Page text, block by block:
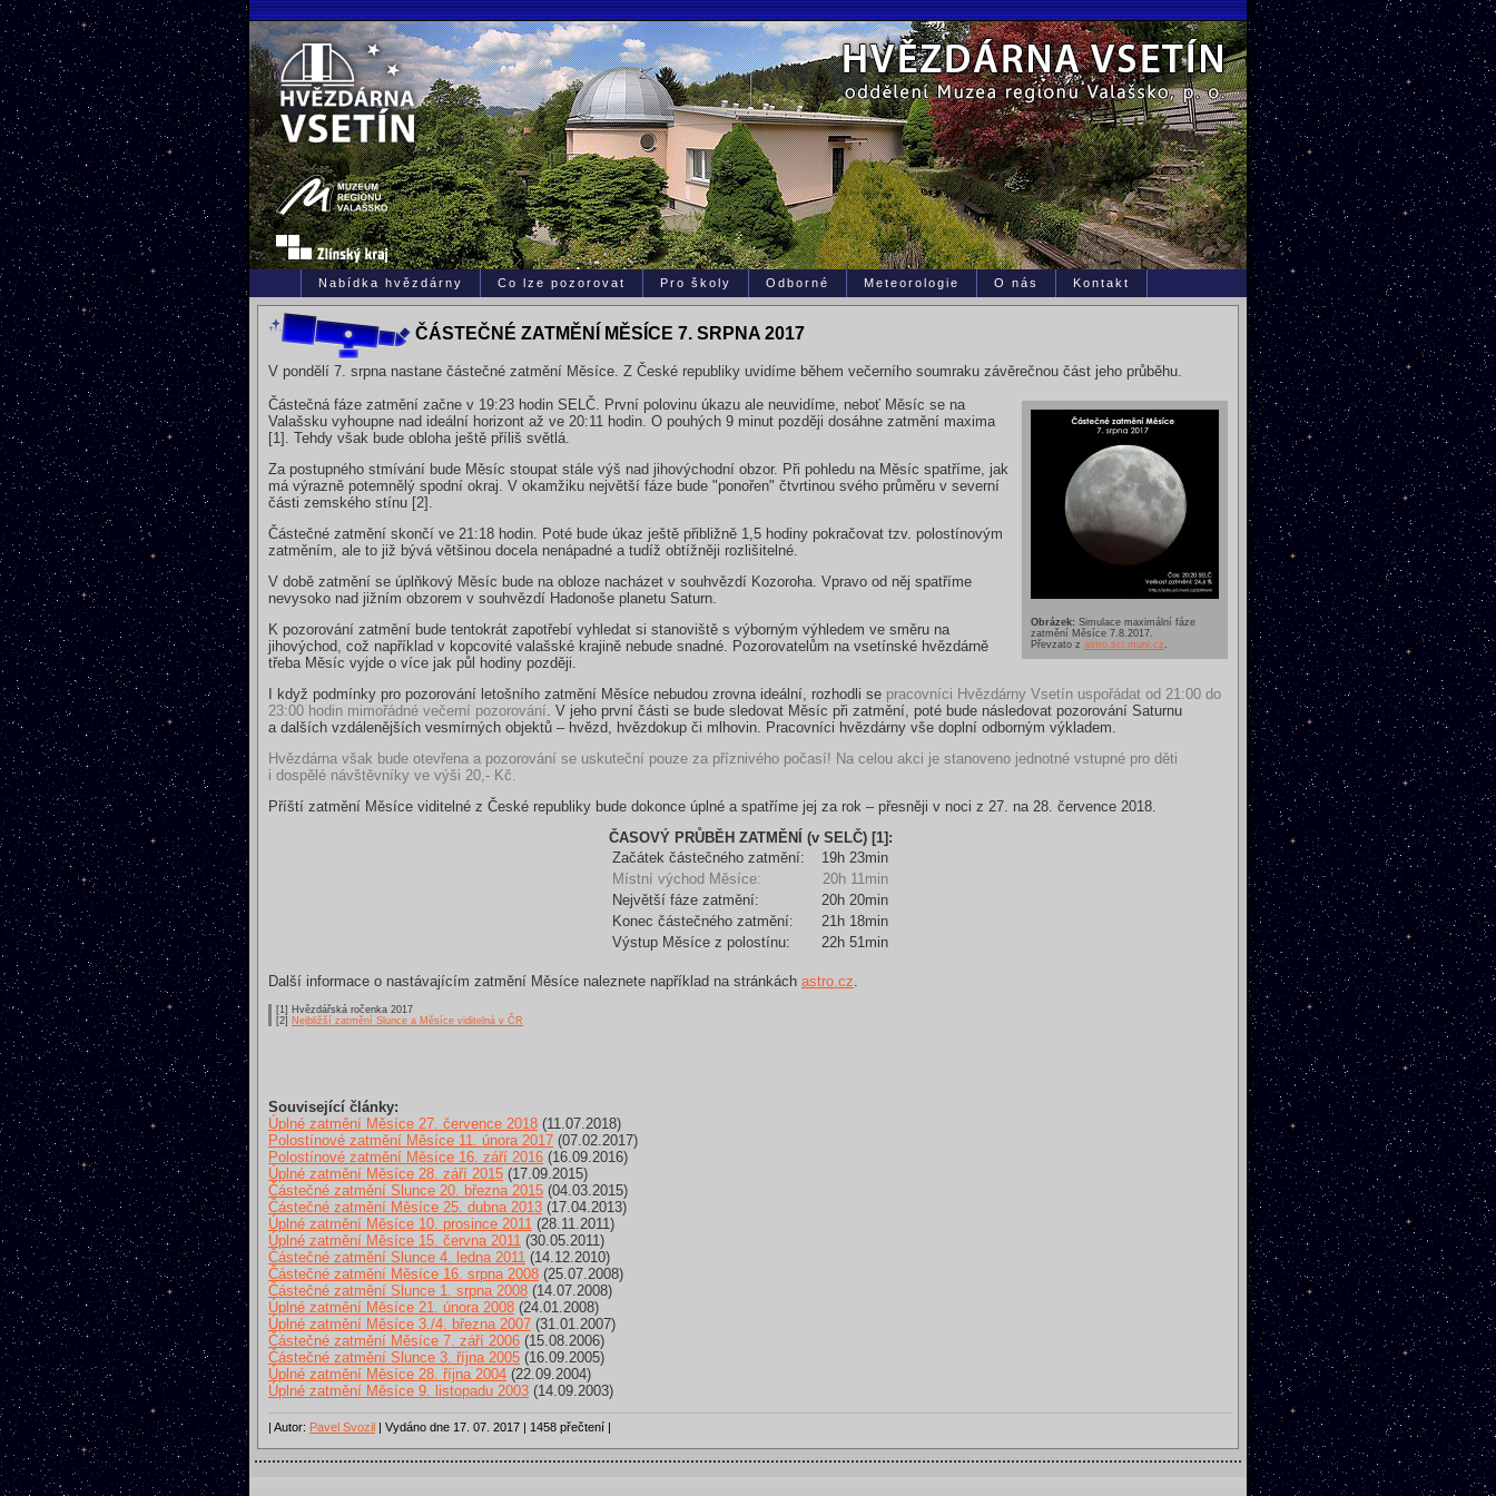
Nabídka hvězdárny Co lze pozorovat Pro školy Odborné Meteorologie O nás Kontakt
ČÁSTEČNÉ ZATMĚNÍ MĚSÍCE 7. SRPNA 2017
V pondělí 7. srpna nastane částečné zatmění Měsíce. Z České republiky uvidíme během večerního soumraku závěrečnou část jeho průběhu.
Obrázek: Simulace maximální fáze
zatmění Měsíce 7.8.2017.
Převzato z astro.sci.muni.cz
Částečná fáze zatmění začne v 19:23 hodin SELČ. První polovinu úkazu ale neuvidíme, neboť Měsíc se na
Valašsku vyhoupne nad ideální horizont až ve 20:11 hodin. O pouhých 9 minut později dosáhne zatmění maxima
[1]. Tehdy však bude obloha ještě příliš světlá.
Za postupného stmívání bude Měsíc stoupat stále výš nad jihovýchodní obzor. Při pohledu na Měsíc spatříme, jak
má výrazně potemnělý spodní okraj. V okamžiku největší fáze bude "ponořen" čtvrtinou svého průměru v severní
části zemského stínu [2].
Částečné zatmění skončí ve 21:18 hodin. Poté bude úkaz ještě přibližně 1,5 hodiny pokračovat tzv. polostínovým
zatměním, ale to již bývá většinou docela nenápadné a tudíž obtížněji rozlišitelné.
V době zatmění se úplňkový Měsíc bude na obloze nacházet v souhvězdí Kozoroha. Vpravo od něj spatříme
nevysoko nad jižním obzorem v souhvězdí Hadonoše planetu Saturn.
K pozorování zatmění bude tentokrát zapotřebí vyhledat si stanoviště s výborným výhledem ve směru na
jihovýchod, což například v kopcovité valašské krajině nebude snadné. Pozorovatelům na vsetínské hvězdárně
třeba Měsíc vyjde o více jak půl hodiny později.
I když podmínky pro pozorování letošního zatmění Měsíce nebudou zrovna ideální, rozhodli se pracovníci Hvězdárny Vsetín uspořádat od 21:00 do
23:00 hodin mimořádné večerní pozorování . V jeho první části se bude sledovat Měsíc při zatmění, poté bude následovat pozorování Saturnu
a dalších vzdálenějších vesmírných objektů – hvězd, hvězdokup či mlhovin. Pracovníci hvězdárny vše doplní odborným výkladem.
Hvězdárna však bude otevřena a pozorování se uskuteční pouze za příznivého počasí! Na celou akci je stanoveno jednotné vstupné pro děti
i dospělé návštěvníky ve výši 20,- Kč.
Příští zatmění Měsíce viditelné z České republiky bude dokonce úplné a spatříme jej za rok – přesněji v noci z 27. na 28. července 2018.
ČASOVÝ PRŮBĚH ZATMĚNÍ (v SELČ) [1]:
Začátek částečného zatmění:
19h 23min
Místní východ Měsíce:
20h 11min
Největší fáze zatmění:
20h 20min
Konec částečného zatmění:
21h 18min
Výstup Měsíce z polostínu:
22h 51min
Další informace o nastávajícím zatmění Měsíce naleznete například na stránkách astro.cz
[1] Hvězdářská ročenka 2017
[2] Nejbližší zatmění Slunce a Měsíce viditelná v ČR
Související články:
Úplné zatmění Měsíce 27. července 2018 (11.07.2018)
Polostínové zatmění Měsíce 11. února 2017 (07.02.2017)
Polostínové zatmění Měsíce 16. září 2016 (16.09.2016)
Úplné zatmění Měsíce 28. září 2015 (17.09.2015)
Částečné zatmění Slunce 20. března 2015 (04.03.2015)
Částečné zatmění Měsíce 25. dubna 2013 (17.04.2013)
Úplné zatmění Měsíce 10. prosince 2011 (28.11.2011)
Úplné zatmění Měsíce 15. června 2011 (30.05.2011)
Částečné zatmění Slunce 4. ledna 2011 (14.12.2010)
Částečné zatmění Měsíce 16. srpna 2008 (25.07.2008)
Částečné zatmění Slunce 1. srpna 2008 (14.07.2008)
Úplné zatmění Měsíce 21. února 2008 (24.01.2008)
Úplné zatmění Měsíce 3./4. března 2007 (31.01.2007)
Částečné zatmění Měsíce 7. září 2006 (15.08.2006)
Částečné zatmění Slunce 3. října 2005 (16.09.2005)
Úplné zatmění Měsíce 28. října 2004 (22.09.2004)
Úplné zatmění Měsíce 9. listopadu 2003 (14.09.2003)
| Autor: Pavel Svozil | Vydáno dne 17. 07. 2017 | 1458 přečtení |